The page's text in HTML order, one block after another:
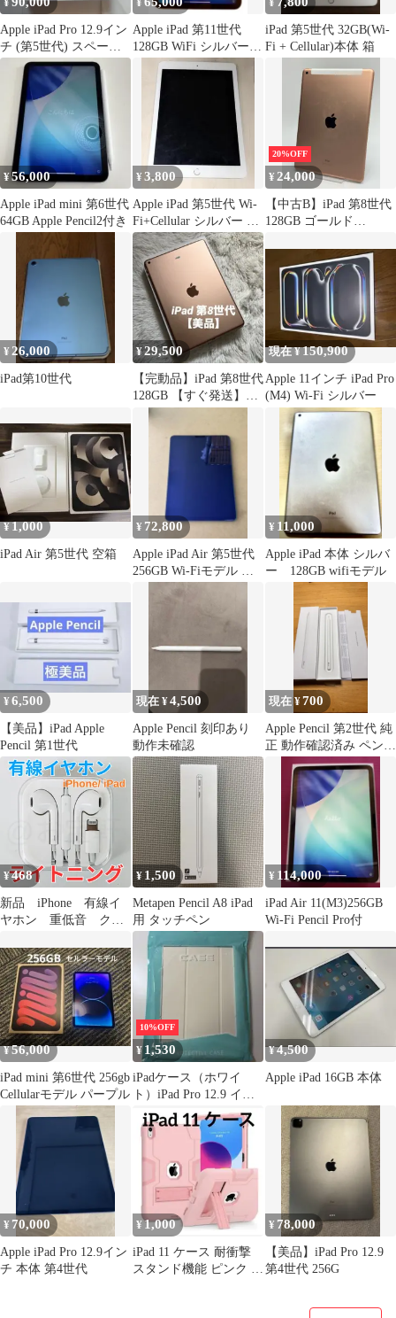
¥
Apple iPad Pro 12.9イン
チ (第5世代) スペース
グレー M1
¥
Apple iPad 第11世代
128GB WiFi シルバー
¥
iPad 第5世代 32GB(Wi-
Fi + Cellular)本体 箱
¥56,000
Apple iPad mini 第6世代
64GB Apple Pencil2付き
¥3,800
Apple iPad 第5世代 Wi-
Fi+Cellular シルバー ジ
ャンク
20%OFF
¥ 24,000
【中古B】iPad 第8世代
128GB ゴールド
ー【83%】 SIMフリー
白ロム
¥26,000
iPad第10世代
¥29,500
【完動品】iPad 第8世代
128GB 【すぐ発送】
【付属品】
現在 ¥150,900
Apple 11インチ iPad Pro
(M4) Wi-Fi シルバー
¥1,000
iPad Air 第5世代 空箱
¥ 72,800
Apple iPad Air 第5世代
256GB Wi-Fiモデル 本
¥ 11,000
Apple iPad 本体 シルバ
ー 128GB wifiモデル
¥6,500
【美品】iPad Apple
Pencil 第1世代
現在 ¥4,500
Apple Pencil 刻印あり
動作未確認
現在 ¥700
Apple Pencil 第2世代 純
正 動作確認済み ペン先
新品交換済み
¥468
新品 iPhone 有線イ
ヤホン 重低音 クリ
要 Lightning ライト
ニング ステレオイヤ
フォン マイク付き
イヤフォン 通話可
能 軽量 音量調整
iPhone/ iPad/ Mac 対
応 メンズ レディース
（純正品質）
¥ 1,500
Metapen Pencil A8 iPad
用 タッチペン
¥ 114,000
iPad Air 11(M3)256GB
Wi-Fi Pencil Pro付
¥56,000
iPad mini 第6世代 256gb
Cellularモデル パープル
10%OFF
¥ 1,530
iPadケース（ホワイ
ト）iPad Pro 12.9 イン
チ 第6/5/4世代
¥4,500
Apple iPad 16GB 本体
¥ 70,000
Apple iPad Pro 12.9イン
チ 本体 第4世代
¥ 1,000
iPad 11 ケース 耐衝撃
スタンド機能 ピンク カ
¥ 78,000
【美品】iPad Pro 12.9
第4世代 256G